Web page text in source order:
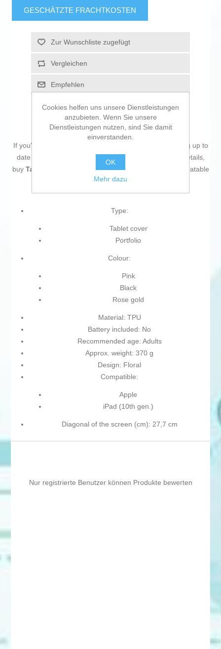
GESCHÄTZTE FRACHTKOSTEN
Zur Wunschliste zugefügt
Vergleichen
Empfehlen
If you're passionate about
, like being up to
date on technology and don't miss even the slightest details,
buy Tablet cover Targus THZ93208GL Pink
at an unbeatable
price.
Type:
Tablet cover
Portfolio
Colour:
Pink
Black
Rose gold
Material: TPU
Battery included: No
Recommended age: Adults
Approx. weight: 370 g
Design: Floral
Compatible:
Apple
iPad (10th gen.)
Diagonal of the screen (cm): 27,7 cm
Nur registrierte Benutzer können Produkte bewerten
Cookies helfen uns unsere Dienstleistungen
anzubieten. Wenn Sie unsere
Dienstleistungen nutzen, sind Sie damit
einverstanden.
OK
Mehr dazu